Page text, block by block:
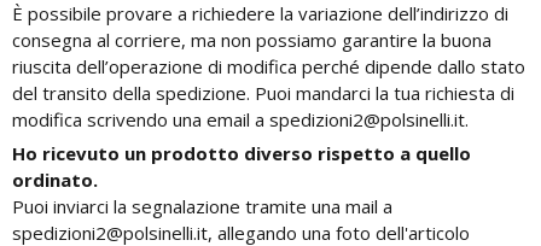
È possibile provare a richiedere la variazione dell’indirizzo di
consegna al corriere, ma non possiamo garantire la buona
riuscita dell’operazione di modifica perché dipende dallo stato
del transito della spedizione. Puoi mandarci la tua richiesta di
modifica scrivendo una email a spedizioni2@polsinelli.it.
Ho ricevuto un prodotto diverso rispetto a quello
ordinato.
Puoi inviarci la segnalazione tramite una mail a
spedizioni2@polsinelli.it, allegando una foto dell'articolo